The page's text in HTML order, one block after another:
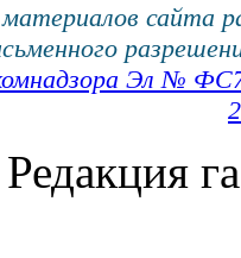
материалов сайта
Эл №